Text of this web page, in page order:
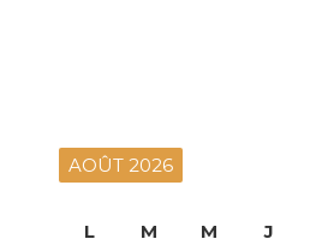
AOÛT 2026
L M M J